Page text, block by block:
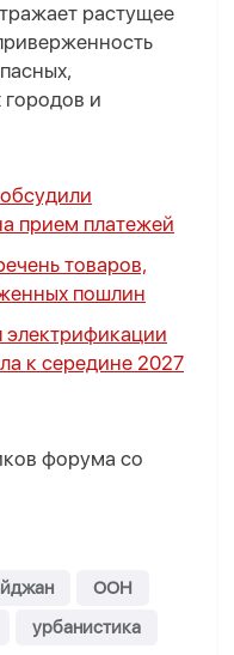
растущее
и
прием платежей
товаров,
пошлин
электрификации
к середине 2027
форума со
ООН
урбанистика